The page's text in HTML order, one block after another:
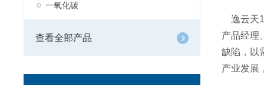
一氧化碳
查看全部产品
逸云天
产品经理
缺陷，以
产业发展